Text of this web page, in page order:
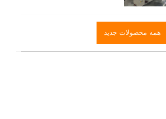
همه محصولات جدید